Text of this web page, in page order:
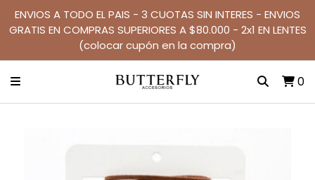
ENVIOS A TODO EL PAIS - 3 CUOTAS SIN INTERES - ENVIOS
GRATIS EN COMPRAS SUPERIORES A $80.000 - 2x1 EN LENTES
(colocar cupón en la compra)
0